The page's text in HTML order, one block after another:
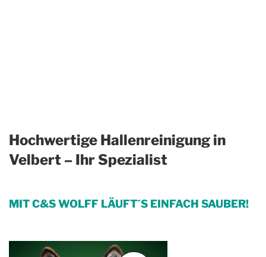
Hochwertige Hallenreinigung in
Velbert – Ihr Spezialist
MIT C&S WOLFF LÄUFT´S EINFACH SAUBER!